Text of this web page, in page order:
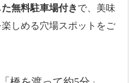
無料駐車場付きで、美味
楽しめる穴場スポットをご